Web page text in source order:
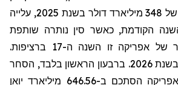
לאפריקה הגיע לשיא של 348 מיליארד דולר בשנת 2025, עלייה
השנה הקודמת, כאשר סין נותרה שותפת
הסחר הגדולה ביותר של אפריקה זו השנה ה-17 ברציפות.
המומנטום נמשך גם בשנת 2026. ברבעון הראשון בלבד, הסחר
של סין עם מדינות אפריקה הסתכם ב-646.56 מיליארד יואן